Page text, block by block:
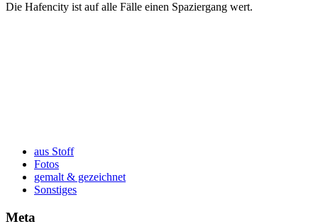
Die Hafencity ist auf alle Fälle einen Spaziergang wert.
aus Stoff
Fotos
gemalt & gezeichnet
Sonstiges
Meta